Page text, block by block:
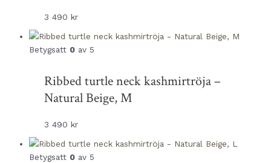
3 490 kr
Betygsatt 0 av 5
Ribbed turtle neck kashmirtröja –
Natural Beige, M
3 490 kr
Betygsatt 0 av 5